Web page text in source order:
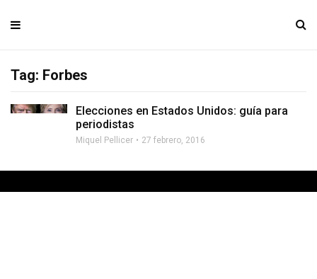
Tag: Forbes
Elecciones en Estados Unidos: guía para
periodistas
Miquel Pellicer 27 febrero, 2016